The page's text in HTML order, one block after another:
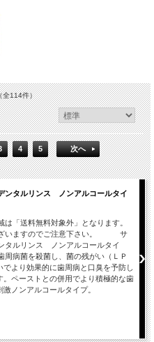
全114件）
4 5 次へ
ンタルリンス ノンアルコールタイ
「送料無料対象外」となります。
ざいますのでご注意下さい。 サ
タルリンス ノンアルコールタイ
病菌を殺菌し、菌の残がい（ＬＰ
より効果的に歯周病と口臭を予防し
ペーストとの併用でより積極的な歯
激ノンアルコールタイプ。